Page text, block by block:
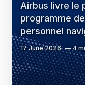
Airbus livre le
programme
personnel
17 June 2026 4